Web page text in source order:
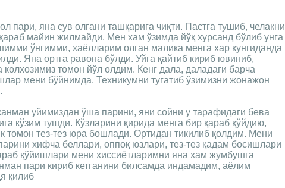
пари, яна сув олгани ташқарига чиқти. Пастга тушиб, челакни
майин жилмайди. Мен хам ўзимда йўқ хурсанд бўлиб унга
ўнгимми, хаёлларим олган малика менга хар кунгиданда
Яна ортга равона бўлди. Уйга қайтиб кириб ювиниб,
колхозимиз томон йўл олдим. Кенг дала, даладаги барча
мени бўйнимда. Техникумни тугатиб ўзимизни жонажон
уйимиздан ўша парини, яни сойни у тарафидаги бева
кўзим тушди. Кўзларини қирида менга бир қараб қўйдию,
томон тез-тез юра бошлади. Ортидан тикилиб қолдим. Мени
хифча беллари, оппоқ юзлари, тез-тез қадам босишлари
қўйишлари мени хиссиётларимни яна хам жумбушга
пари кириб кетганини билсамда индамадим, аёлим
қилиб